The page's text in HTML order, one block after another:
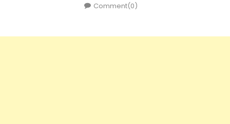
Comment(0)